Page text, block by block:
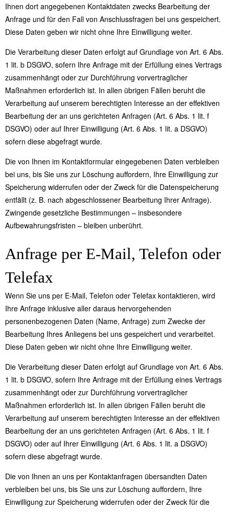
Ihnen dort angegebenen Kontaktdaten zwecks Bearbeitung der
Anfrage und für den Fall von Anschlussfragen bei uns gespeichert.
Diese Daten geben wir nicht ohne Ihre Einwilligung weiter.
Die Verarbeitung dieser Daten erfolgt auf Grundlage von Art. 6 Abs.
1 lit. b DSGVO, sofern Ihre Anfrage mit der Erfüllung eines Vertrags
zusammenhängt oder zur Durchführung vorvertraglicher
Maßnahmen erforderlich ist. In allen übrigen Fällen beruht die
Verarbeitung auf unserem berechtigten Interesse an der effektiven
Bearbeitung der an uns gerichteten Anfragen (Art. 6 Abs. 1 lit. f
DSGVO) oder auf Ihrer Einwilligung (Art. 6 Abs. 1 lit. a DSGVO)
sofern diese abgefragt wurde.
Die von Ihnen im Kontaktformular eingegebenen Daten verbleiben
bei uns, bis Sie uns zur Löschung auffordern, Ihre Einwilligung zur
Speicherung widerrufen oder der Zweck für die Datenspeicherung
entfällt (z. B. nach abgeschlossener Bearbeitung Ihrer Anfrage).
Zwingende gesetzliche Bestimmungen – insbesondere
Aufbewahrungsfristen – bleiben unberührt.
Anfrage per E-Mail, Telefon oder
Telefax
Wenn Sie uns per E-Mail, Telefon oder Telefax kontaktieren, wird
Ihre Anfrage inklusive aller daraus hervorgehenden
personenbezogenen Daten (Name, Anfrage) zum Zwecke der
Bearbeitung Ihres Anliegens bei uns gespeichert und verarbeitet.
Diese Daten geben wir nicht ohne Ihre Einwilligung weiter.
Die Verarbeitung dieser Daten erfolgt auf Grundlage von Art. 6 Abs.
1 lit. b DSGVO, sofern Ihre Anfrage mit der Erfüllung eines Vertrags
zusammenhängt oder zur Durchführung vorvertraglicher
Maßnahmen erforderlich ist. In allen übrigen Fällen beruht die
Verarbeitung auf unserem berechtigten Interesse an der effektiven
Bearbeitung der an uns gerichteten Anfragen (Art. 6 Abs. 1 lit. f
DSGVO) oder auf Ihrer Einwilligung (Art. 6 Abs. 1 lit. a DSGVO)
sofern diese abgefragt wurde.
Die von Ihnen an uns per Kontaktanfragen übersandten Daten
verbleiben bei uns, bis Sie uns zur Löschung auffordern, Ihre
Einwilligung zur Speicherung widerrufen oder der Zweck für die